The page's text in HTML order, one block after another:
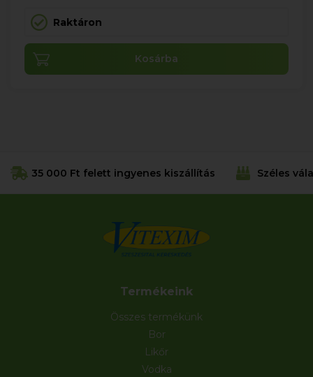
Raktáron
Kosárba
35 000 Ft felett ingyenes kiszállítás Széles
Termékeink
Összes termékünk
Bor
Likőr
Vodka